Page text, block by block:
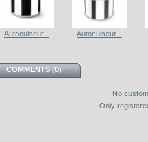
Autocuiseur... Autocuiseur...
COMMENTS (0)
No
Only